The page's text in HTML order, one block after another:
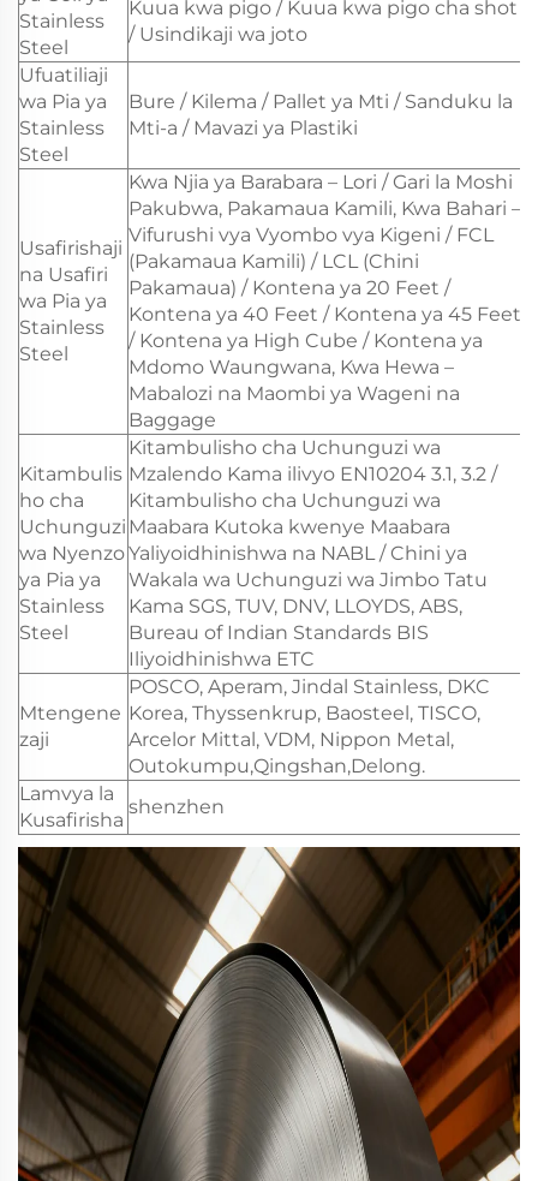
Stainless
Steel
Kuua kwa pigo / Kuua kwa pigo cha shot
/ Usindikaji wa joto
Ufuatiliaji
wa Pia ya
Stainless
Steel
Bure / Kilema / Pallet ya Mti / Sanduku la
Mti-a / Mavazi ya Plastiki
Usafirishaji
na Usafiri
wa Pia ya
Stainless
Steel
Kwa Njia ya Barabara – Lori / Gari la Moshi
Pakubwa, Pakamaua Kamili, Kwa Bahari –
Vifurushi vya Vyombo vya Kigeni / FCL
(Pakamaua Kamili) / LCL (Chini
Pakamaua) / Kontena ya 20 Feet /
Kontena ya 40 Feet / Kontena ya 45 Feet
/ Kontena ya High Cube / Kontena ya
Mdomo Waungwana, Kwa Hewa –
Mabalozi na Maombi ya Wageni na
Baggage
Kitambulis
ho cha
Uchunguzi
wa Nyenzo
ya Pia ya
Stainless
Steel
Kitambulisho cha Uchunguzi wa
Mzalendo Kama ilivyo EN10204 3.1, 3.2 /
Kitambulisho cha Uchunguzi wa
Maabara Kutoka kwenye Maabara
Yaliyoidhinishwa na NABL / Chini ya
Wakala wa Uchunguzi wa Jimbo Tatu
Kama SGS, TUV, DNV, LLOYDS, ABS,
Bureau of Indian Standards BIS
Iliyoidhinishwa ETC
Mtengene
zaji
POSCO, Aperam, Jindal Stainless, DKC
Korea, Thyssenkrup, Baosteel, TISCO,
Arcelor Mittal, VDM, Nippon Metal,
Outokumpu,Qingshan,Delong.
Lamvya la
Kusafirisha
shenzhen